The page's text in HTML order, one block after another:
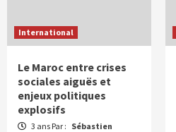
International
Le Maroc entre crises
sociales aiguës et
enjeux politiques
explosifs
3 ans Par : Sébastien